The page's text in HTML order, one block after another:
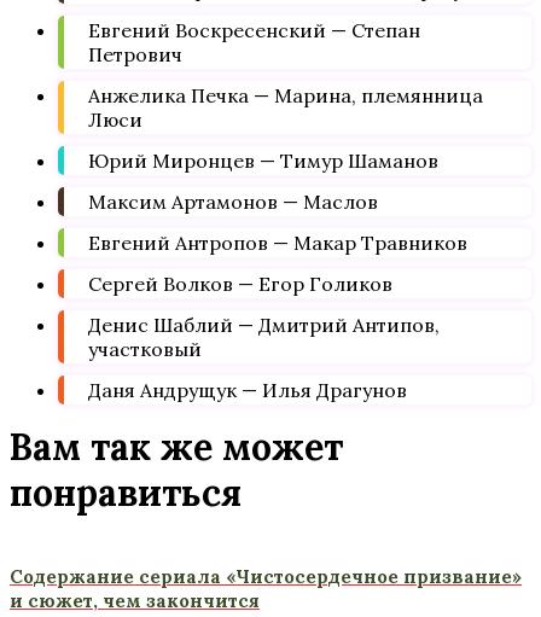
Евгений Воскресенский — Степан
Петрович
Анжелика Печка — Марина, племянница
Люси
Юрий Миронцев — Тимур Шаманов
Максим Артамонов — Маслов
Евгений Антропов — Макар Травников
Сергей Волков — Егор Голиков
Денис Шаблий — Дмитрий Антипов,
участковый
Даня Андрущук — Илья Драгунов
Вам так же может
понравиться
Содержание сериала «Чистосердечное призвание»
и сюжет, чем закончится